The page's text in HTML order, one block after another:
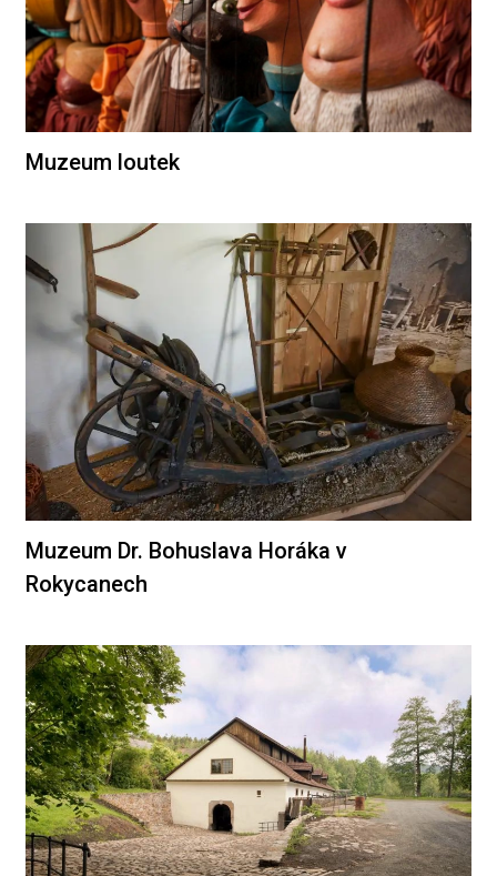
Muzeum loutek
Muzeum Dr. Bohuslava Horáka v
Rokycanech